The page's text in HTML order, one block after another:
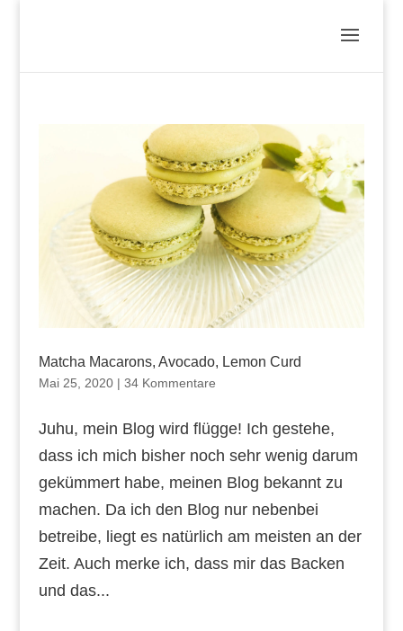
Matcha Macarons, Avocado, Lemon Curd
Mai 25, 2020| 34 Kommentare
Juhu, mein Blog wird flügge! Ich gestehe,
dass ich mich bisher noch sehr wenig darum
gekümmert habe, meinen Blog bekannt zu
machen. Da ich den Blog nur nebenbei
betreibe, liegt es natürlich am meisten an der
Zeit. Auch merke ich, dass mir das Backen
und das...